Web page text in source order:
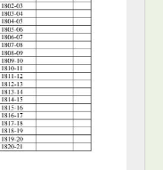
iratai, 1743–1850
1819–1848
Tanácsának iratai, 1848–1850
jegyzőkönyvei, 1848–1849
iratai, 1849
iratai, 1848–1849
iratai, 1850–1875